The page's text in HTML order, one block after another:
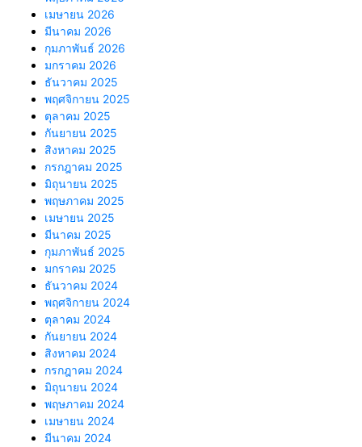
เมษายน 2026
มีนาคม 2026
กุมภาพันธ์ 2026
มกราคม 2026
ธันวาคม 2025
พฤศจิกายน 2025
ตุลาคม 2025
กันยายน 2025
สิงหาคม 2025
กรกฎาคม 2025
มิถุนายน 2025
พฤษภาคม 2025
เมษายน 2025
มีนาคม 2025
กุมภาพันธ์ 2025
มกราคม 2025
ธันวาคม 2024
พฤศจิกายน 2024
ตุลาคม 2024
กันยายน 2024
สิงหาคม 2024
กรกฎาคม 2024
มิถุนายน 2024
พฤษภาคม 2024
เมษายน 2024
มีนาคม 2024